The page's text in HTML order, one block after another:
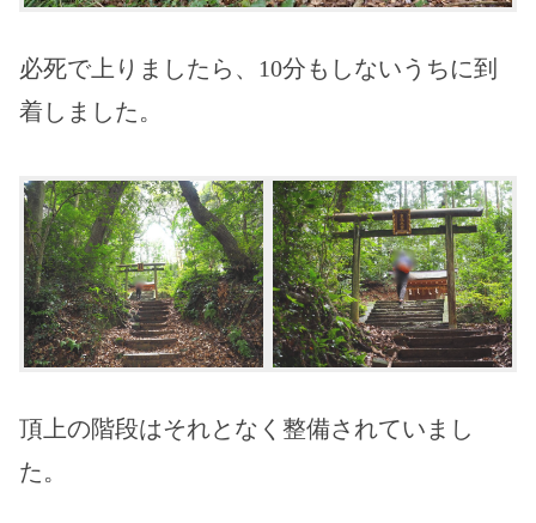
必死で上りましたら、10分もしないうちに到
着しました。
頂上の階段はそれとなく整備されていまし
た。